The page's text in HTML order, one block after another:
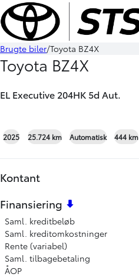
Book prøvetur
Brugte biler Toyota BZ4X
Toyota BZ4X
EL Executive 204HK 5d Aut.
DEMO
2025 25.724 km Automatisk 444 km
Kontant
Finansiering
Saml. kreditbeløb
Saml. kreditomkostninger
Rente (variabel)
Saml. tilbagebetaling
ÅOP